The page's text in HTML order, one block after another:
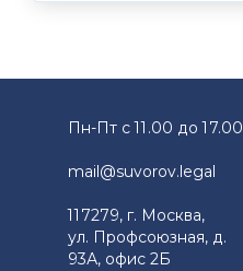
Пн-Пт с 11.00 до 17.00
mail@suvorov.legal
117279, г. Москва,
ул. Профсоюзная, д.
93А, офис 2Б